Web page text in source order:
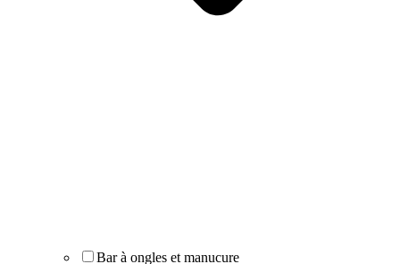
Bar à ongles et manucure